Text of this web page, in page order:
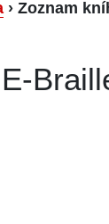
› Zoznam